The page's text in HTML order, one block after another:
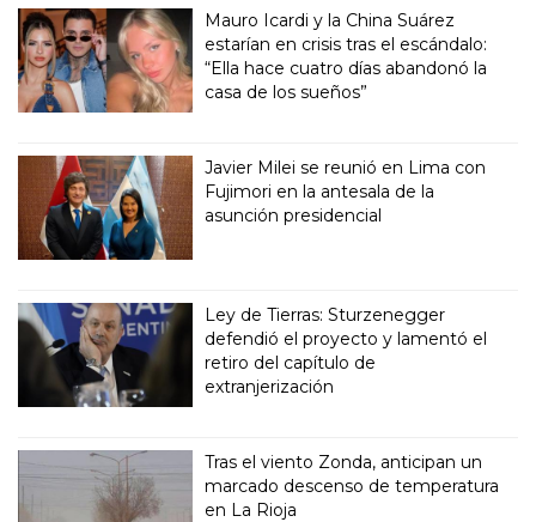
Mauro Icardi y la China Suárez
estarían en crisis tras el escándalo:
“Ella hace cuatro días abandonó la
casa de los sueños”
Javier Milei se reunió en Lima con
Fujimori en la antesala de la
asunción presidencial
Ley de Tierras: Sturzenegger
defendió el proyecto y lamentó el
retiro del capítulo de
extranjerización
Tras el viento Zonda, anticipan un
marcado descenso de temperatura
en La Rioja